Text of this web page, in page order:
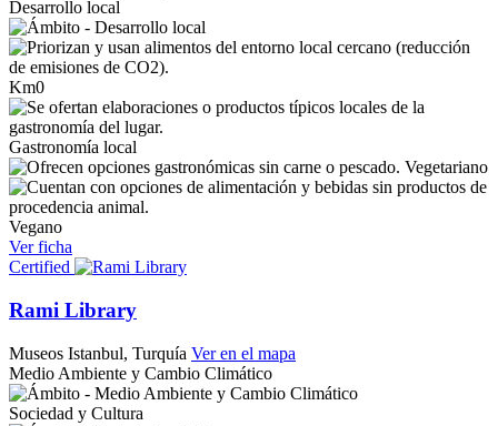
Desarrollo local
Km0
Gastronomía local
Vegetariano
Vegano
Ver ficha
Certified
Rami Library
Museos Istanbul, Turquía Ver en el mapa
Medio Ambiente y Cambio Climático
Sociedad y Cultura